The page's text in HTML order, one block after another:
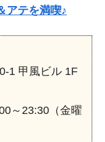
アテを満喫♪
1 甲風ビル 1F
～23:30（金曜